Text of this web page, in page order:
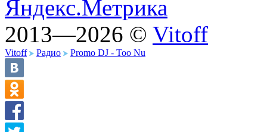
2013—2026 © Vitoff
Vitoff Радио Promo DJ - Too Nu